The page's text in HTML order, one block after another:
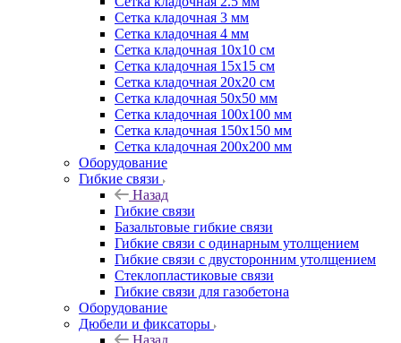
Сетка кладочная 3 мм
Сетка кладочная 4 мм
Сетка кладочная 10x10 см
Сетка кладочная 15x15 см
Сетка кладочная 20x20 см
Сетка кладочная 50x50 мм
Сетка кладочная 100x100 мм
Сетка кладочная 150x150 мм
Сетка кладочная 200x200 мм
Оборудование
Гибкие связи
Назад
Гибкие связи
Базальтовые гибкие связи
Гибкие связи с одинарным утолщением
Гибкие связи с двусторонним утолщением
Стеклопластиковые связи
Гибкие связи для газобетона
Оборудование
Дюбели и фиксаторы
Назад